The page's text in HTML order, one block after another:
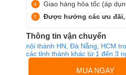
Giao hàng hỏa tốc (áp
Được hưởng các ưu đãi,
Thông tin vận chuyển
nội thành HN, Đà Nẵng, HCM
các tỉnh thành khác từ 1 đến 3
MUA NGAY